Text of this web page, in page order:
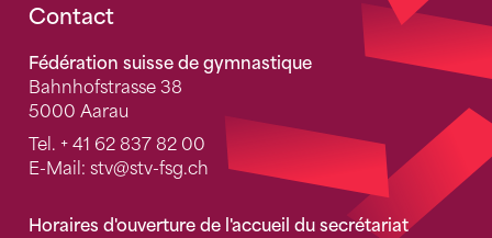
Fusszeile
Contact
Fédération suisse de gymnastique
Bahnhofstrasse 38
5000 Aarau
Tel. + 41 62 837 82 00
E-Mail: stv@stv-fsg.ch
Horaires d'ouverture de l'accueil du secrétariat